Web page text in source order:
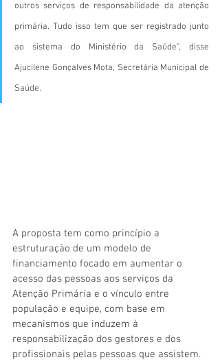
outros serviços de responsabilidade da atenção
primária. Tudo isso tem que ser registrado junto
ao sistema do Ministério da Saúde”, disse
Ajucilene Gonçalves Mota, Secretária Municipal de
Saúde.
A proposta tem como princípio a
estruturação de um modelo de
financiamento focado em aumentar o
acesso das pessoas aos serviços da
Atenção Primária e o vínculo entre
população e equipe, com base em
mecanismos que induzem à
responsabilização dos gestores e dos
profissionais pelas pessoas que assistem.